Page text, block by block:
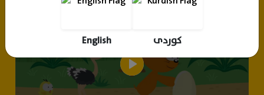
English کوردی